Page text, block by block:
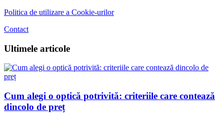
Politica de utilizare a Cookie-urilor
Contact
Ultimele articole
Cum alegi o optică potrivită: criteriile care contează
dincolo de preț